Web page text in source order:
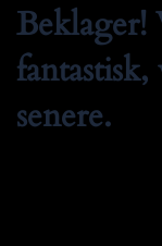
Beklager!
senere.